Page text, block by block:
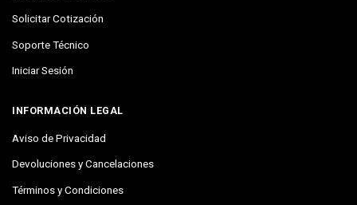
Solicitar Cotización
Soporte Técnico
Iniciar Sesión
INFORMACIÓN LEGAL
Aviso de Privacidad
Devoluciones y Cancelaciones
Términos y Condiciones